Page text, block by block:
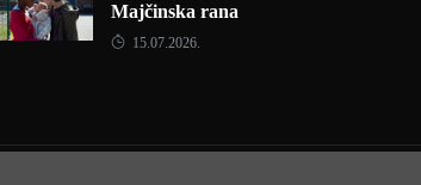
Majčinska rana
15.07.2026.